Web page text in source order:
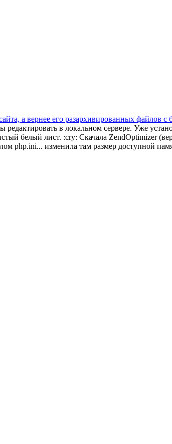
а вернее его разархивированных файлов с
в локальном сервере. Уже
белый лист. :cry: Скачала ZendOptimizer
php.ini... изменила там размер доступной